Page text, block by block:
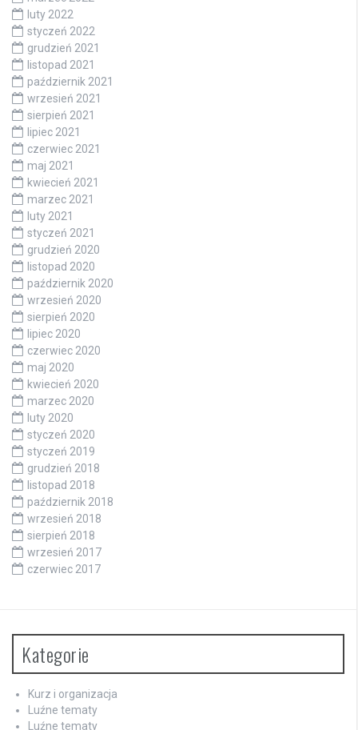
luty 2022
styczeń 2022
grudzień 2021
listopad 2021
październik 2021
wrzesień 2021
sierpień 2021
lipiec 2021
czerwiec 2021
maj 2021
kwiecień 2021
marzec 2021
luty 2021
styczeń 2021
grudzień 2020
listopad 2020
październik 2020
wrzesień 2020
sierpień 2020
lipiec 2020
czerwiec 2020
maj 2020
kwiecień 2020
marzec 2020
luty 2020
styczeń 2020
styczeń 2019
grudzień 2018
listopad 2018
październik 2018
wrzesień 2018
sierpień 2018
wrzesień 2017
czerwiec 2017
Kategorie
Kurz i organizacja
Luźne tematy
Luźne tematy